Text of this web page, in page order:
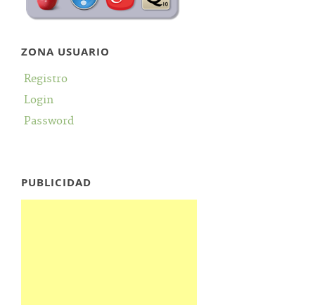
ZONA USUARIO
Registro
Login
Password
PUBLICIDAD